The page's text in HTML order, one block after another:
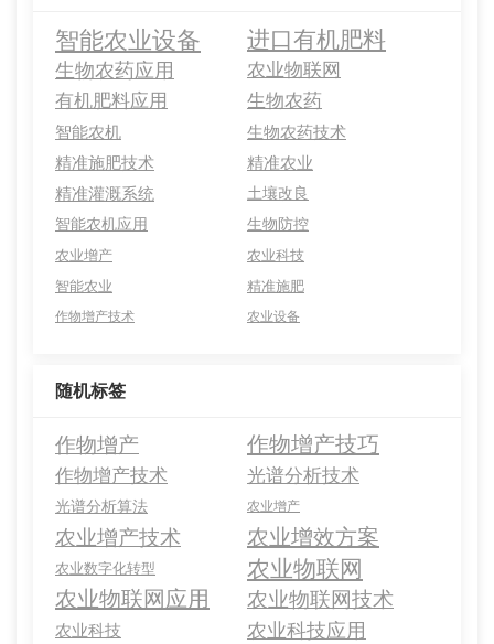
智能农业设备 进口有机肥料
生物农药应用
农业物联网
有机肥料应用
生物农药
智能农机
生物农药技术
精准施肥技术
精准农业
精准灌溉系统
土壤改良
智能农机应用
生物防控
农业增产
农业科技
智能农业
精准施肥
作物增产技术 农业设备
随机标签
作物增产 作物增产技巧
作物增产技术 光谱分析技术
光谱分析算法 农业增产
农业增产技术 农业增效方案
农业数字化转型 农业物联网
农业物联网应用 农业物联网技术
农业科技 农业科技应用